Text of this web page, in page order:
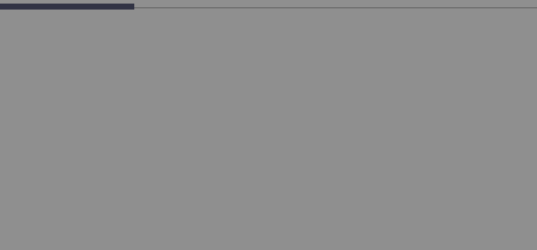
25% completed